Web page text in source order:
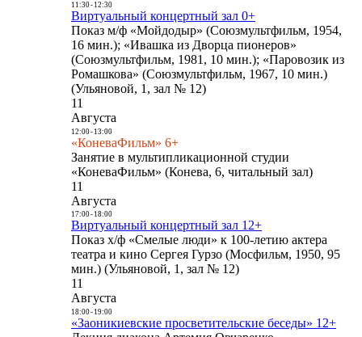
11:30- 12:30
Виртуальный концертный зал 0+
Показ м/ф «Мойдодыр» (Союзмультфильм, 1954,
16 мин.); «Ивашка из Дворца пионеров»
(Союзмультфильм, 1981, 10 мин.); «Паровозик из
Ромашкова» (Союзмультфильм, 1967, 10 мин.)
(Ульяновой, 1, зал № 12)
11
Августа
12:00- 13:00
«КоневаФильм» 6+
Занятие в мультипликационной студии
«КоневаФильм» (Конева, 6, читальный зал)
11
Августа
17:00- 18:00
Виртуальный концертный зал 12+
Показ х/ф «Смелые люди» к 100-летию актера
театра и кино Сергея Гурзо (Мосфильм, 1950, 95
мин.) (Ульяновой, 1, зал № 12)
11
Августа
18:00- 19:00
«Заоникиевские просветительские беседы» 12+